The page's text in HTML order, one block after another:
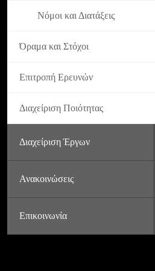
Νόμοι και Διατάξεις
Όραμα και Στόχοι
Επιτροπή Ερευνών
Διαχείριση Ποιότητας
Διαχείριση Έργων
Ανακοινώσεις
Επικοινωνία